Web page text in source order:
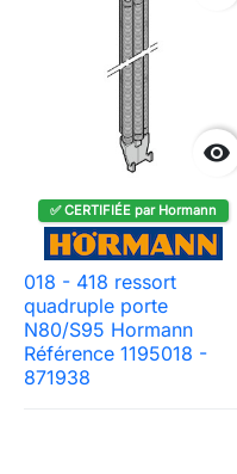

✅ CERTIFIÉE par Hormann
018 - 418 ressort
quadruple porte
N80/S95 Hormann
Référence 1195018 -
871938